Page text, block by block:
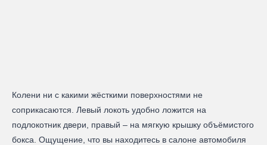
Колени ни с какими жёсткими поверхностями не
соприкасаются. Левый локоть удобно ложится на
подлокотник двери, правый – на мягкую крышку объёмистого
бокса. Ощущение, что вы находитесь в салоне автомобиля